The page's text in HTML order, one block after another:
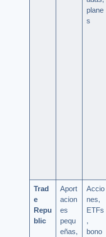
plane
s
Trad
e
Repu
blic
Aport
acion
es
pequ
eñas,
Accio
nes,
ETFs
,
bono